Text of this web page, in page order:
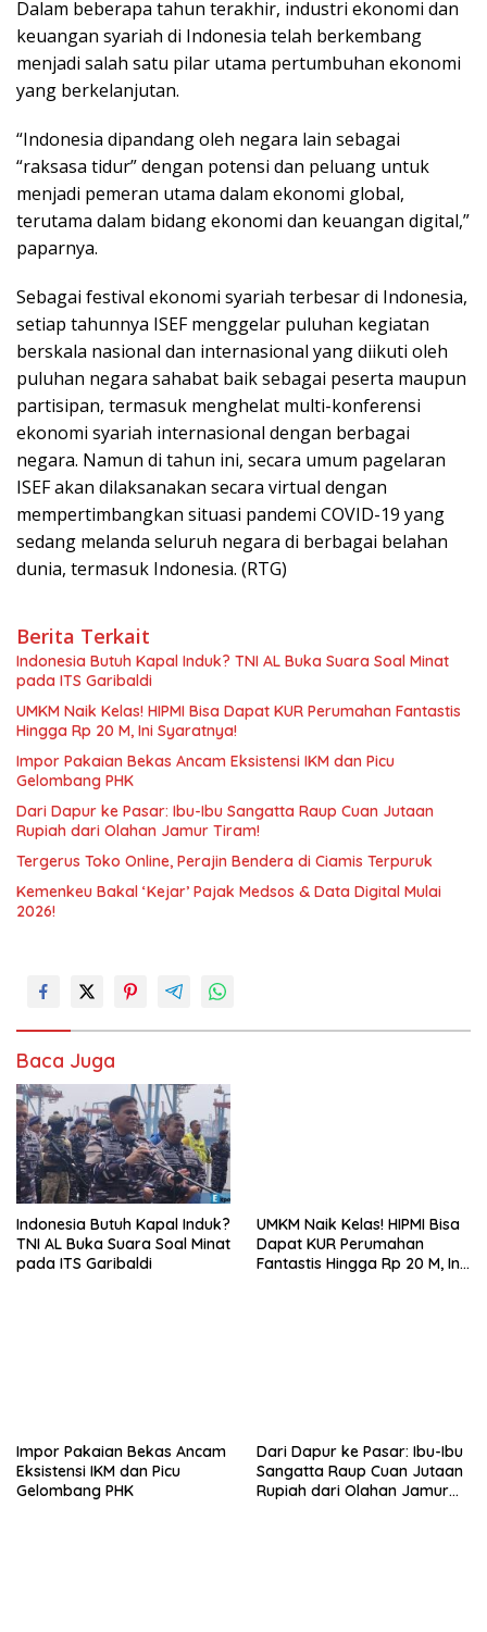
Dalam beberapa tahun terakhir, industri ekonomi dan
keuangan syariah di Indonesia telah berkembang
menjadi salah satu pilar utama pertumbuhan ekonomi
yang berkelanjutan.
“Indonesia dipandang oleh negara lain sebagai
“raksasa tidur” dengan potensi dan peluang untuk
menjadi pemeran utama dalam ekonomi global,
terutama dalam bidang ekonomi dan keuangan digital,”
paparnya.
Sebagai festival ekonomi syariah terbesar di Indonesia,
setiap tahunnya ISEF menggelar puluhan kegiatan
berskala nasional dan internasional yang diikuti oleh
puluhan negara sahabat baik sebagai peserta maupun
partisipan, termasuk menghelat multi-konferensi
ekonomi syariah internasional dengan berbagai
negara. Namun di tahun ini, secara umum pagelaran
ISEF akan dilaksanakan secara virtual dengan
mempertimbangkan situasi pandemi COVID-19 yang
sedang melanda seluruh negara di berbagai belahan
dunia, termasuk Indonesia. (RTG)
Berita Terkait
Indonesia Butuh Kapal Induk? TNI AL Buka Suara Soal Minat
pada ITS Garibaldi
UMKM Naik Kelas! HIPMI Bisa Dapat KUR Perumahan Fantastis
Hingga Rp 20 M, Ini Syaratnya!
Impor Pakaian Bekas Ancam Eksistensi IKM dan Picu
Gelombang PHK
Dari Dapur ke Pasar: Ibu-Ibu Sangatta Raup Cuan Jutaan
Rupiah dari Olahan Jamur Tiram!
Tergerus Toko Online, Perajin Bendera di Ciamis Terpuruk
Kemenkeu Bakal ‘Kejar’ Pajak Medsos & Data Digital Mulai
2026!
Baca Juga
Indonesia Butuh Kapal Induk?
TNI AL Buka Suara Soal Minat
pada ITS Garibaldi
UMKM Naik Kelas! HIPMI Bisa
Dapat KUR Perumahan
Fantastis Hingga Rp 20 M, Ini
Impor Pakaian Bekas Ancam
Eksistensi IKM dan Picu
Gelombang PHK
Dari Dapur ke Pasar: Ibu-Ibu
Sangatta Raup Cuan Jutaan
Rupiah dari Olahan Jamur